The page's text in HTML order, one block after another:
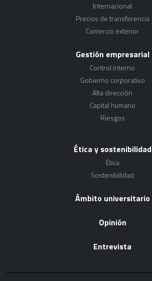
Internacional
Precios de transferencia
Comercio exterior
Gestión empresarial
Control interno
Gobierno corporativo
Alta dirección
Capital humano
Riesgos
Ética y sostenibilidad
Ética
Sostenibilidad
Ámbito universitario
Opinión
Entrevista